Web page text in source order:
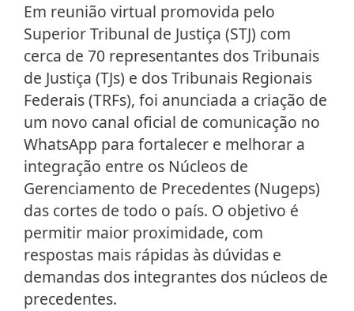
Em reunião virtual promovida pelo
Superior Tribunal de Justiça (STJ) com
cerca de 70 representantes dos Tribunais
de Justiça (TJs) e dos Tribunais Regionais
Federais (TRFs), foi anunciada a criação de
um novo canal oficial de comunicação no
WhatsApp para fortalecer e melhorar a
integração entre os Núcleos de
Gerenciamento de Precedentes (Nugeps)
das cortes de todo o país. O objetivo é
permitir maior proximidade, com
respostas mais rápidas às dúvidas e
demandas dos integrantes dos núcleos de
precedentes.